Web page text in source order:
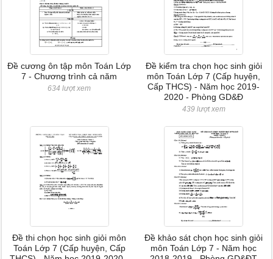
Đề cương ôn tập môn Toán Lớp
7 - Chương trình cả năm
634 lượt xem
Đề kiểm tra chọn học sinh giỏi
môn Toán Lớp 7 (Cấp huyện,
Cấp THCS) - Năm học 2019-
2020 - Phòng GD&Đ
439 lượt xem
Đề thi chọn học sinh giỏi môn
Toán Lớp 7 (Cấp huyện, Cấp
Đề khảo sát chọn học sinh giỏi
môn Toán Lớp 7 - Năm học